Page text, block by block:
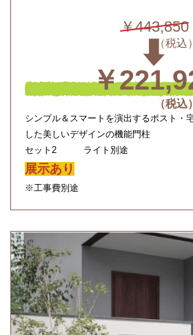
￥443,850
￥
シンプル＆スマートを演出するポスト・
した美しいデザインの機能門柱
セット2 ライト別途
展示あり
※工事費別途